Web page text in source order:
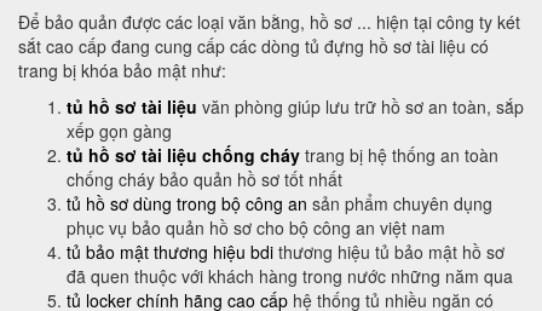
Để bảo quản được các loại văn bằng, hồ sơ ... hiện tại công ty két
sắt cao cấp đang cung cấp các dòng tủ đựng hồ sơ tài liệu có
trang bị khóa bảo mật như:
tủ hồ sơ tài liệu văn phòng giúp lưu trữ hồ sơ an toàn, sắp
xếp gọn gàng
tủ hồ sơ tài liệu chống cháy trang bị hệ thống an toàn
chống cháy bảo quản hồ sơ tốt nhất
tủ hồ sơ dùng trong bộ công an sản phẩm chuyên dụng
phục vụ bảo quản hồ sơ cho bộ công an việt nam
tủ bảo mật thương hiệu bdi thương hiệu tủ bảo mật hồ sơ
đã quen thuộc với khách hàng trong nước những năm qua
tủ locker chính hãng cao cấp hệ thống tủ nhiều ngăn có